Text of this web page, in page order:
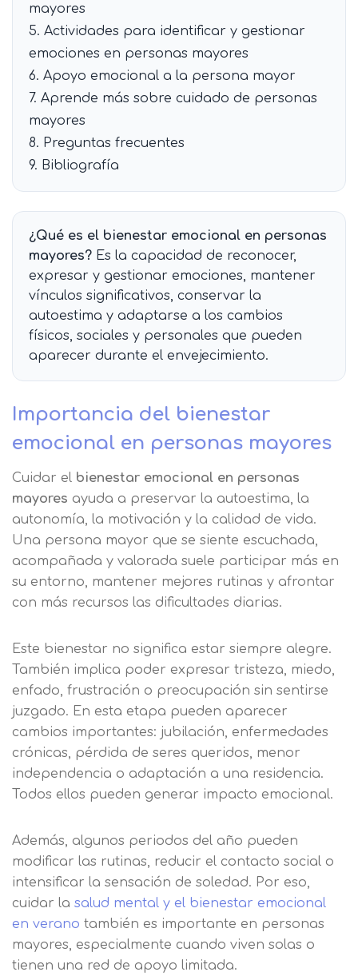
mayores
5. Actividades para identificar y gestionar
emociones en personas mayores
6. Apoyo emocional a la persona mayor
7. Aprende más sobre cuidado de personas
mayores
8. Preguntas frecuentes
9. Bibliografía
¿Qué es el bienestar emocional en personas
mayores? Es la capacidad de reconocer,
expresar y gestionar emociones, mantener
vínculos significativos, conservar la
autoestima y adaptarse a los cambios
físicos, sociales y personales que pueden
aparecer durante el envejecimiento.
Importancia del bienestar
emocional en personas mayores
Cuidar el bienestar emocional en personas
mayores ayuda a preservar la autoestima, la
autonomía, la motivación y la calidad de vida.
Una persona mayor que se siente escuchada,
acompañada y valorada suele participar más en
su entorno, mantener mejores rutinas y afrontar
con más recursos las dificultades diarias.
Este bienestar no significa estar siempre alegre.
También implica poder expresar tristeza, miedo,
enfado, frustración o preocupación sin sentirse
juzgado. En esta etapa pueden aparecer
cambios importantes: jubilación, enfermedades
crónicas, pérdida de seres queridos, menor
independencia o adaptación a una residencia.
Todos ellos pueden generar impacto emocional.
Además, algunos periodos del año pueden
modificar las rutinas, reducir el contacto social o
intensificar la sensación de soledad. Por eso,
cuidar la salud mental y el bienestar emocional
en verano también es importante en personas
mayores, especialmente cuando viven solas o
tienen una red de apoyo limitada.